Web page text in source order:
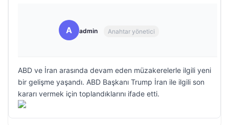
A admin Anahtar yönetici
ABD ve İran arasında devam eden müzakerelerle ilgili yeni
bir gelişme yaşandı. ABD Başkanı Trump İran ile ilgili son
kararı vermek için toplandıklarını ifade etti.